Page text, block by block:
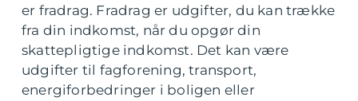
er fradrag. Fradrag er udgifter, du kan trække
fra din indkomst, når du opgør din
skattepligtige indkomst. Det kan være
udgifter til fagforening, transport,
energiforbedringer i boligen eller